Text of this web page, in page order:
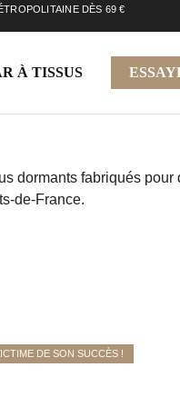
DÈS 69 €
À TISSUS
dormants fabriqués
de-France.
DE SON SUCCÈS !